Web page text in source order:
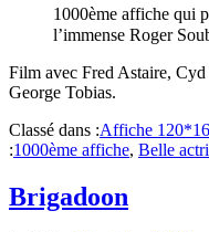
1000ème affiche qui
l’immense Roger
Film avec Fred Astaire, Cyd
George Tobias.
Classé dans :Affiche
:1000ème affiche, Belle
Brigadoon